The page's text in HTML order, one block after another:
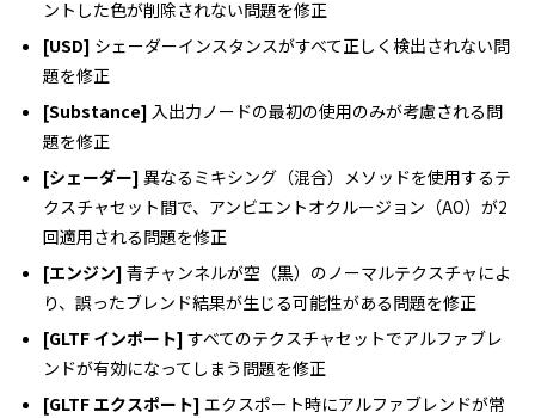
ントした色が削除されない問題を修正
[USD] シェーダーインスタンスがすべて正しく検出されない問
題を修正
[Substance] 入出力ノードの最初の使用のみが考慮される問
題を修正
[シェーダー] 異なるミキシング（混合）メソッドを使用するテ
クスチャセット間で、アンビエントオクルージョン（AO）が2
回適用される問題を修正
[エンジン] 青チャンネルが空（黒）のノーマルテクスチャによ
り、誤ったブレンド結果が生じる可能性がある問題を修正
[GLTF インポート] すべてのテクスチャセットでアルファブレ
ンドが有効になってしまう問題を修正
[GLTF エクスポート] エクスポート時にアルファブレンドが常